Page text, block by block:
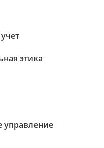
этика
управление